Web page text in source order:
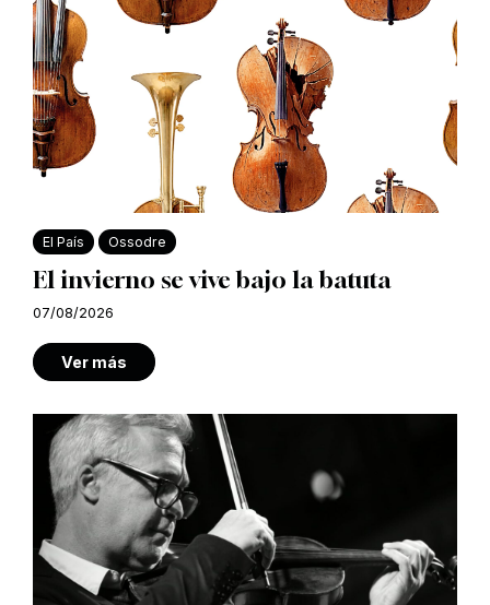
El País Ossodre
El invierno se vive bajo la batuta
07/08/2026
Ver más